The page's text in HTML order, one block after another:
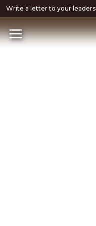
Write a letter to your leaders